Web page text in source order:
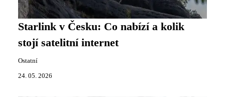
Starlink v Česku: Co nabízí a kolik
stojí satelitní internet
Ostatní
24. 05. 2026